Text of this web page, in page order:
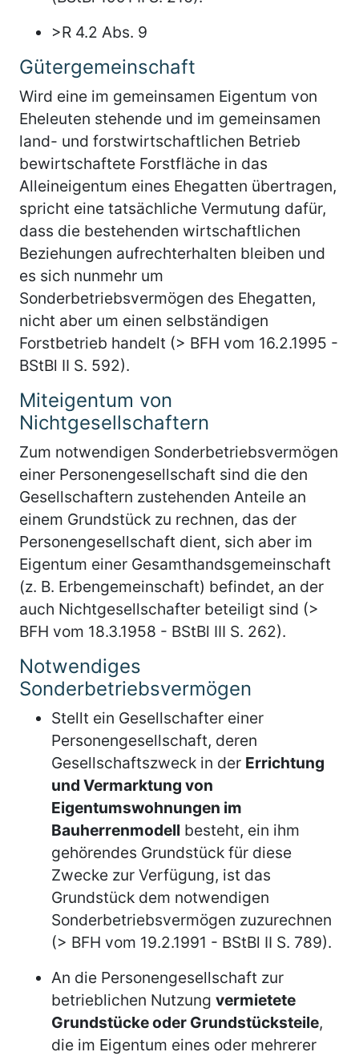
>R 4.2 Abs. 9
Gütergemeinschaft
Wird eine im gemeinsamen Eigentum von
Eheleuten stehende und im gemeinsamen
land- und forstwirtschaftlichen Betrieb
bewirtschaftete Forstfläche in das
Alleineigentum eines Ehegatten übertragen,
spricht eine tatsächliche Vermutung dafür,
dass die bestehenden wirtschaftlichen
Beziehungen aufrechterhalten bleiben und
es sich nunmehr um
Sonderbetriebsvermögen des Ehegatten,
nicht aber um einen selbständigen
Forstbetrieb handelt (> BFH vom 16.2.1995 -
BStBl II S. 592).
Miteigentum von
Nichtgesellschaftern
Zum notwendigen Sonderbetriebsvermögen
einer Personengesellschaft sind die den
Gesellschaftern zustehenden Anteile an
einem Grundstück zu rechnen, das der
Personengesellschaft dient, sich aber im
Eigentum einer Gesamthandsgemeinschaft
(z. B. Erbengemeinschaft) befindet, an der
auch Nichtgesellschafter beteiligt sind (>
BFH vom 18.3.1958 - BStBl III S. 262).
Notwendiges
Sonderbetriebsvermögen
Stellt ein Gesellschafter einer
Personengesellschaft, deren
Gesellschaftszweck in der Errichtung
und Vermarktung von
Eigentumswohnungen im
Bauherrenmodell besteht, ein ihm
gehörendes Grundstück für diese
Zwecke zur Verfügung, ist das
Grundstück dem notwendigen
Sonderbetriebsvermögen zuzurechnen
(> BFH vom 19.2.1991 - BStBl II S. 789).
An die Personengesellschaft zur
betrieblichen Nutzung vermietete
Grundstücke oder Grundstücksteile,
die im Eigentum eines oder mehrerer